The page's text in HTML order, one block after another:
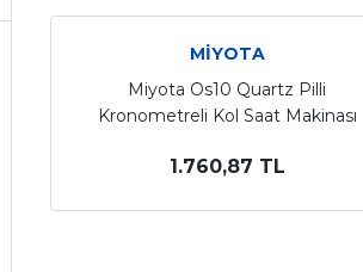
MİYOTA
Miyota Os10 Quartz Pilli
Kronometreli Kol Saat Makinası
1.760,87 TL